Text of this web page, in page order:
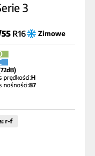
3
R16 Zimowe
prędkości:H
nośności:87
r-f